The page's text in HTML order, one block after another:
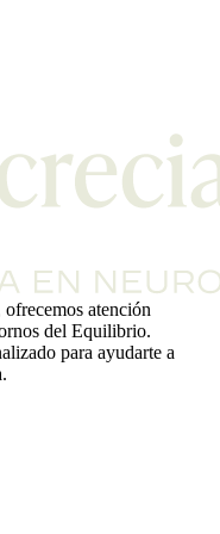
atención
del Equilibrio.
para ayudarte a